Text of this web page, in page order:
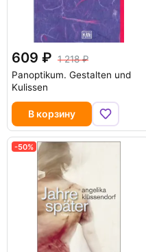
609
1 218
Panoptikum. Gestalten und
Kulissen
В корзину
-50%